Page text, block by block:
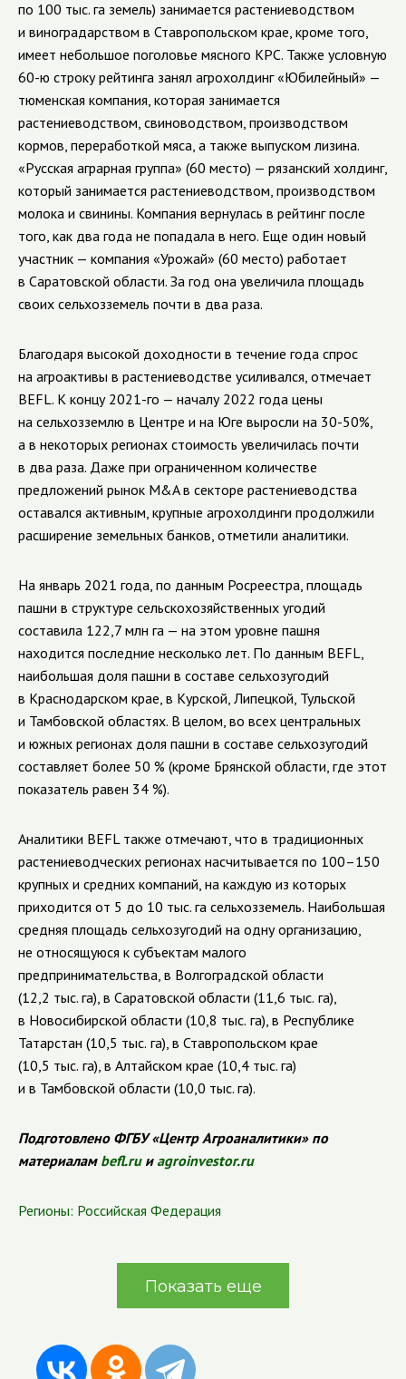
по 100 тыс. га земель) занимается растениеводством
и виноградарством в Ставропольском крае, кроме того,
имеет небольшое поголовье мясного КРС. Также условную
60-ю строку рейтинга занял агрохолдинг «Юбилейный» —
тюменская компания, которая занимается
растениеводством, свиноводством, производством
кормов, переработкой мяса, а также выпуском лизина.
«Русская аграрная группа» (60 место) — рязанский холдинг,
который занимается растениеводством, производством
молока и свинины. Компания вернулась в рейтинг после
того, как два года не попадала в него. Еще один новый
участник — компания «Урожай» (60 место) работает
в Саратовской области. За год она увеличила площадь
своих сельхозземель почти в два раза.
Благодаря высокой доходности в течение года спрос
на агроактивы в растениеводстве усиливался, отмечает
BEFL. К концу 2021-го — началу 2022 года цены
на сельхозземлю в Центре и на Юге выросли на 30-50%,
а в некоторых регионах стоимость увеличилась почти
в два раза. Даже при ограниченном количестве
предложений рынок M&A в секторе растениеводства
оставался активным, крупные агрохолдинги продолжили
расширение земельных банков, отметили аналитики.
На январь 2021 года, по данным Росреестра, площадь
пашни в структуре сельскохозяйственных угодий
составила 122,7 млн га — на этом уровне пашня
находится последние несколько лет. По данным BEFL,
наибольшая доля пашни в составе сельхозугодий
в Краснодарском крае, в Курской, Липецкой, Тульской
и Тамбовской областях. В целом, во всех центральных
и южных регионах доля пашни в составе сельхозугодий
составляет более 50 % (кроме Брянской области, где этот
показатель равен 34 %).
Аналитики BEFL также отмечают, что в традиционных
растениеводческих регионах насчитывается по 100–150
крупных и средних компаний, на каждую из которых
приходится от 5 до 10 тыс. га сельхозземель. Наибольшая
средняя площадь сельхозугодий на одну организацию,
не относящуюся к субъектам малого
предпринимательства, в Волгоградской области
(12,2 тыс. га), в Саратовской области (11,6 тыс. га),
в Новосибирской области (10,8 тыс. га), в Республике
Татарстан (10,5 тыс. га), в Ставропольском крае
(10,5 тыс. га), в Алтайском крае (10,4 тыс. га)
и в Тамбовской области (10,0 тыс. га).
Подготовлено ФГБУ «Центр Агроаналитики» по
материалам befl.ruиagroinvestor.ru
Регионы: Российская Федерация
Показать еще